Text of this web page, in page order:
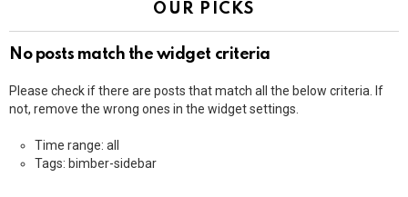
OUR PICKS
No posts match the widget criteria
Please check if there are posts that match all the below criteria. If
not, remove the wrong ones in the widget settings.
Time range: all
Tags: bimber-sidebar